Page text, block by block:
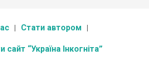
Стати автором
сайт “Україна Інкогніта”